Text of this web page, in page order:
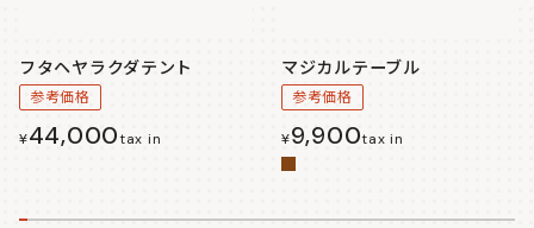
フタヘヤラクダテント
参考価格
¥44,000tax in
マジカルテーブル
参考価格
¥9,900tax in